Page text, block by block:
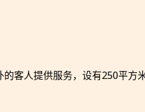
客人提供服务，设有250平方